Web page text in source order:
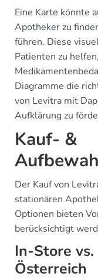
Eine Karte könnte
Apotheker zu
führen. Diese
Patienten zu
Diagramme die
von Levitra mit
Aufklärung zu
Kauf- &
Der Kauf von
stationären
Optionen bieten
berücksichtigt
In-Store
Österreich